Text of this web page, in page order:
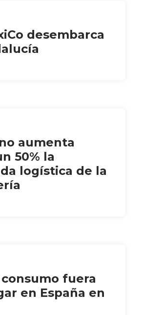
desembarca
aumenta
50% la
logística de la
fuera
en España en